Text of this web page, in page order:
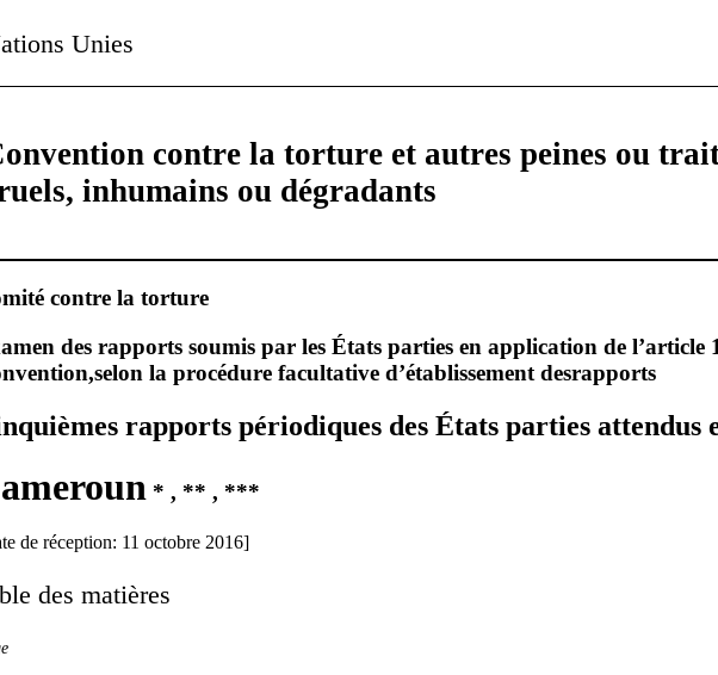
Unies
contre la torture et autres peines ou
inhumains ou dégradants
contre la torture
des rapports soumis par les États parties en application de l’article
la procédure facultative d’établissement desrapports
rapports périodiques des États parties attendus
* , ** , ***
de réception: 11 octobre 2016]
des matières